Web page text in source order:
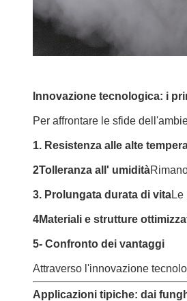
Innovazione tecnologica: i
Per affrontare le sfide
1. Resistenza alle alte
2Tolleranza all' umidità
3. Prolungata durata di vita
4Materiali e strutture
5- Confronto dei vantaggi
Attraverso l'innovazione
Applicazioni tipiche: dai